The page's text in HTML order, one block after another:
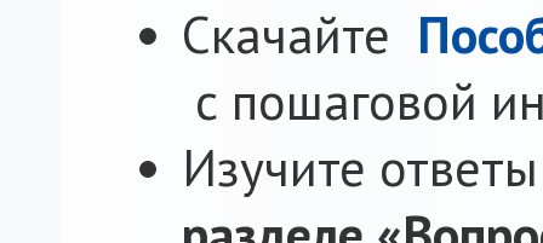
Скачайте
с пошаговой
Изучите